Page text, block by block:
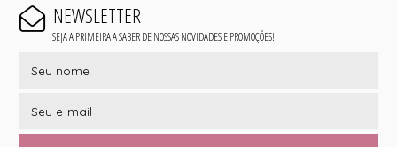
NEWSLETTER
SEJA A PRIMEIRA A SABER DE NOSSAS NOVIDADES E PROMOÇÕES!